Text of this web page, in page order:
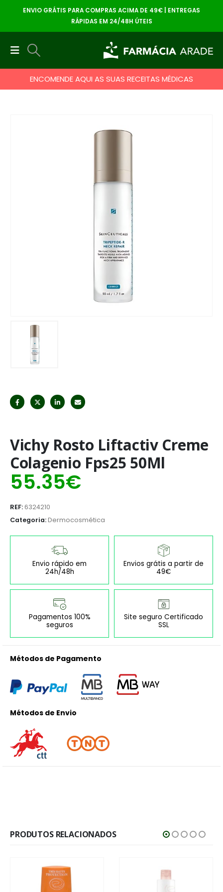
ENVIO GRÁTIS PARA COMPRAS ACIMA DE 49€ | ENTREGAS
RÁPIDAS EM 24/48H ÚTEIS
ENCOMENDE AQUI AS SUAS RECEITAS MÉDICAS
Vichy Rosto Liftactiv Creme
Colagenio Fps25 50Ml
55.35€
REF:6324210
Categoria:Dermocosmética
Envio rápido em
24h/48h
Envios grátis a partir de
49€
Pagamentos 100%
seguros
Site seguro Certificado
SSL
Métodos de Pagamento
Métodos de Envio
PRODUTOS RELACIONADOS